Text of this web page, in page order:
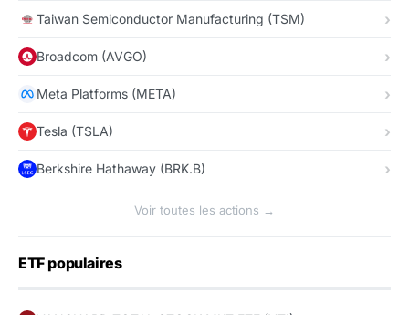
Taiwan Semiconductor Manufacturing (TSM)
Broadcom (AVGO)
Meta Platforms (META)
Tesla (TSLA)
Berkshire Hathaway (BRK.B)
Voir toutes les actions →
ETF populaires